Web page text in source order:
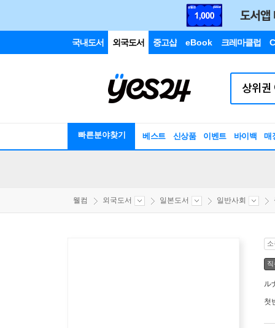
국내도서 외국도서 중고샵 eBook 크레마클럽
빠른분야찾기 베스트 신상품 이벤트 바이백 매
웰컴 외국도서 일본도서 일반사회
ル
첫